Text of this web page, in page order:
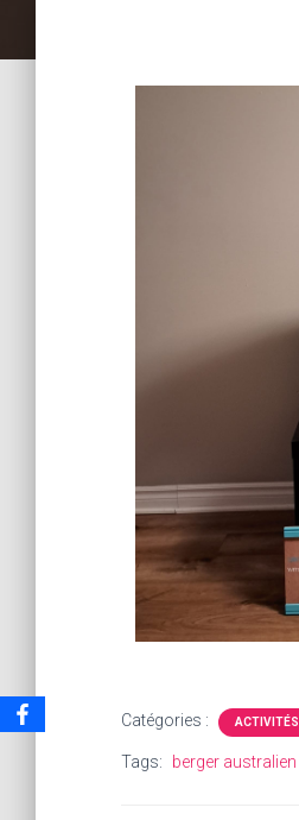
Catégories : ACTIVITÉS
Tags: berger australien